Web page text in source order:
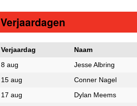
Verjaardagen
Verjaardag
Naam
8 aug
Jesse Albring
15 aug
Conner Nagel
17 aug
Dylan Meems